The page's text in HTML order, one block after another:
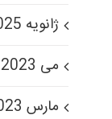
ژانویه 2025
می 2023
مارس 2023